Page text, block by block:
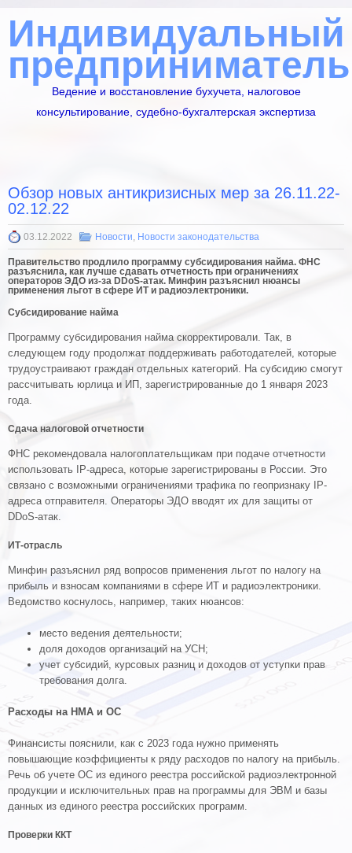
Индивидуальный
предприниматель
Ведение и восстановление бухучета, налоговое
консультирование, судебно-бухгалтерская экспертиза
Обзор новых антикризисных мер за 26.11.22-
02.12.22
03.12.2022 Новости, Новости законодательства
Правительство продлило программу субсидирования найма. ФНС
разъяснила, как лучше сдавать отчетность при ограничениях
операторов ЭДО из-за DDoS-атак. Минфин разъяснил нюансы
применения льгот в сфере ИТ и радиоэлектроники.
Субсидирование найма
Программу субсидирования найма скорректировали. Так, в
следующем году продолжат поддерживать работодателей, которые
трудоустраивают граждан отдельных категорий. На субсидию смогут
рассчитывать юрлица и ИП, зарегистрированные до 1 января 2023
года.
Сдача налоговой отчетности
ФНС рекомендовала налогоплательщикам при подаче отчетности
использовать IP-адреса, которые зарегистрированы в России. Это
связано с возможными ограничениями трафика по геопризнаку IP-
адреса отправителя. Операторы ЭДО вводят их для защиты от
DDoS-атак.
ИТ-отрасль
Минфин разъяснил ряд вопросов применения льгот по налогу на
прибыль и взносам компаниями в сфере ИТ и радиоэлектроники.
Ведомство коснулось, например, таких нюансов:
место ведения деятельности;
доля доходов организаций на УСН;
учет субсидий, курсовых разниц и доходов от уступки прав
требования долга.
Расходы на НМА и ОС
Финансисты пояснили, как с 2023 года нужно применять
повышающие коэффициенты к ряду расходов по налогу на прибыль.
Речь об учете ОС из единого реестра российской радиоэлектронной
продукции и исключительных прав на программы для ЭВМ и базы
данных из единого реестра российских программ.
Проверки ККТ